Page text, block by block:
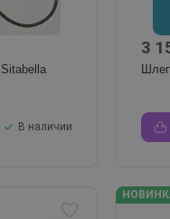
В наличии
3